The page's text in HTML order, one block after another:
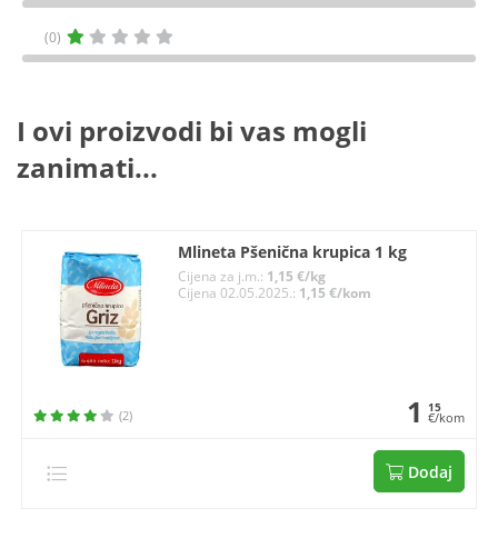
(0)
I ovi proizvodi bi vas mogli
zanimati...
Mlineta Pšenična krupica 1 kg
Cijena za j.m.: 1,15 €/kg
Cijena 02.05.2025.: 1,15 €/kom
(2) 1 15
€/kom
Dodaj